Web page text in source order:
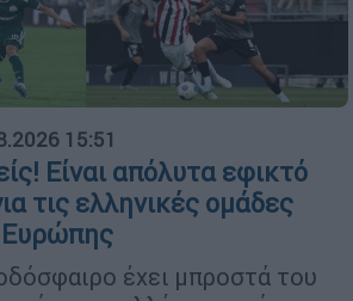
15:51
Είναι απόλυτα εφικτό
τις ελληνικές ομάδες
έχει μπροστά του